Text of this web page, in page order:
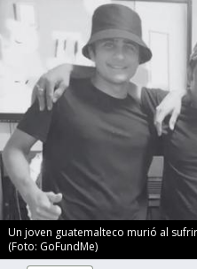
Un joven guatemalteco murió al
(Foto: GoFundMe)